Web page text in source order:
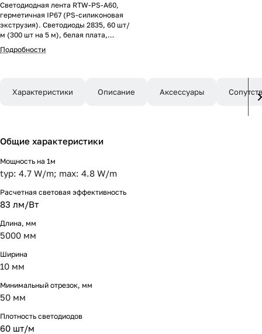
Светодиодная лента RTW-PS-A60,
герметичная IP67 (PS-силиконовая
экструзия). Светодиоды 2835, 60 шт/
м (300 шт на 5 м), белая плата,
ширина 10 мм, скотч 3M. Цвет
ТЁПЛЫЙ 3000 K, цветопередача
50 мм, 3 светодиода. Цена за 1 м.
Подробности
Характеристики Описание Аксессуары
Общие характеристики
Мощность на 1м
typ: 4.7 W/m; max: 4.8 W/m
Расчетная световая эффективность
83 лм/Вт
Длина, мм
5000 мм
Ширина
10 мм
Минимальный отрезок, мм
50 мм
Плотность светодиодов
60 шт/м